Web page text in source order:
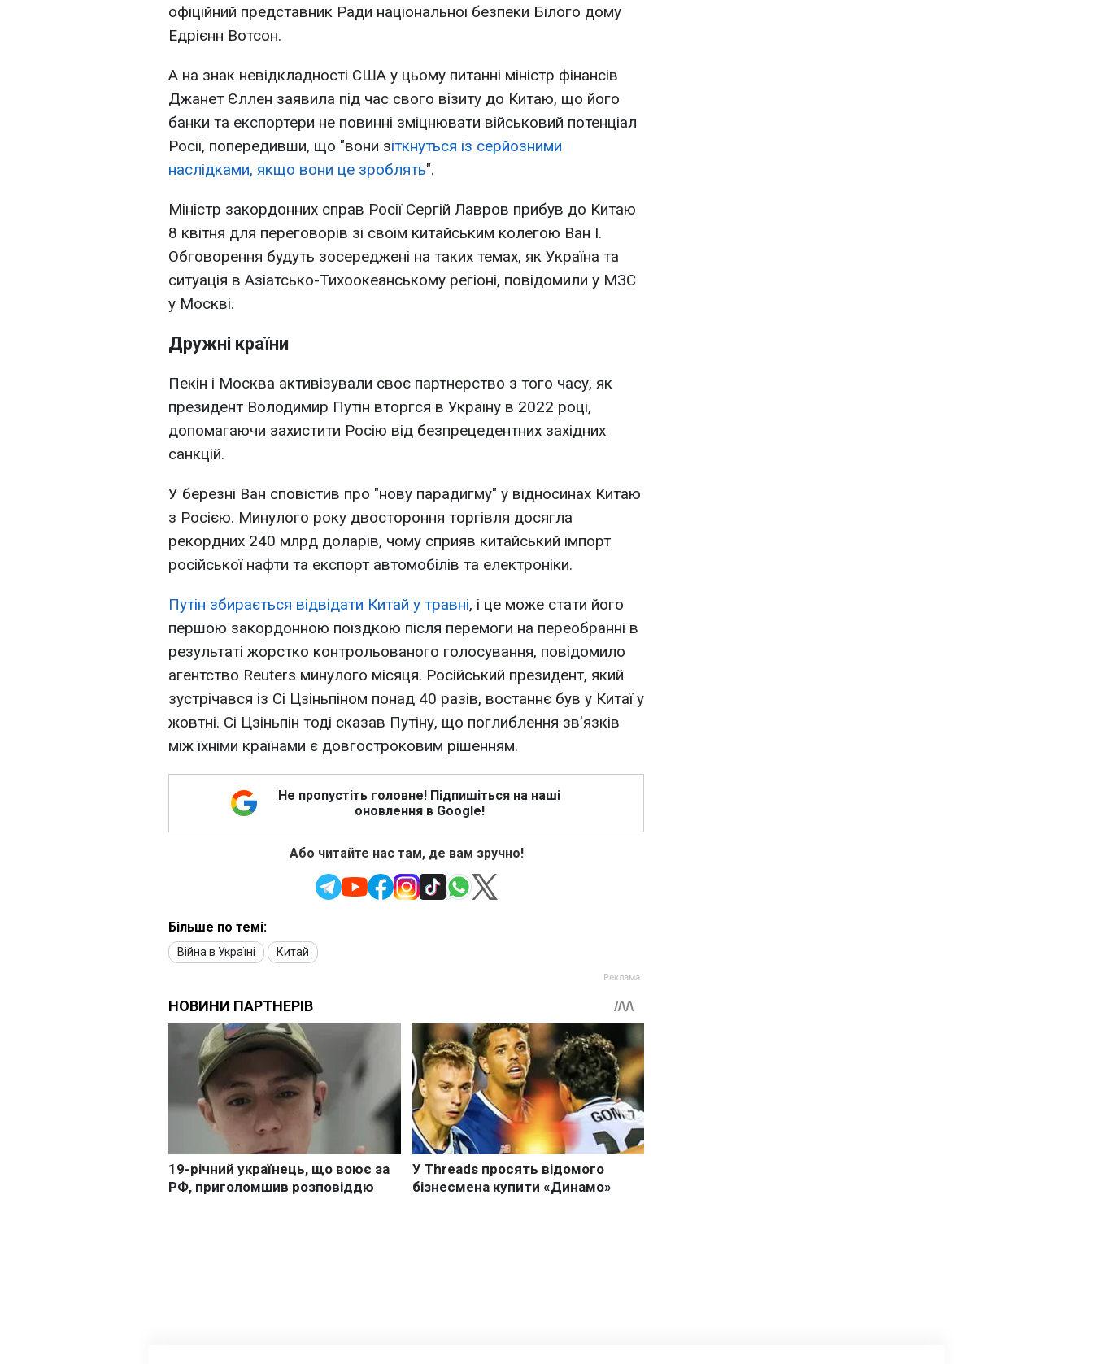
офіційний представник Ради національної безпеки Білого дому
Едрієнн Вотсон.
А на знак невідкладності США у цьому питанні міністр фінансів
Джанет Єллен заявила під час свого візиту до Китаю, що його
банки та експортери не повинні зміцнювати військовий потенціал
Росії, попередивши, що "вони зіткнуться із серйозними
наслідками, якщо вони це зроблять".
Міністр закордонних справ Росії Сергій Лавров прибув до Китаю
8 квітня для переговорів зі своїм китайським колегою Ван І.
Обговорення будуть зосереджені на таких темах, як Україна та
ситуація в Азіатсько-Тихоокеанському регіоні, повідомили у МЗС
у Москві.
Дружні країни
Пекін і Москва активізували своє партнерство з того часу, як
президент Володимир Путін вторгся в Україну в 2022 році,
допомагаючи захистити Росію від безпрецедентних західних
санкцій.
У березні Ван сповістив про "нову парадигму" у відносинах Китаю
з Росією. Минулого року двостороння торгівля досягла
рекордних 240 млрд доларів, чому сприяв китайський імпорт
російської нафти та експорт автомобілів та електроніки.
Путін збирається відвідати Китай у травні, і це може стати його
першою закордонною поїздкою після перемоги на переобранні в
результаті жорстко контрольованого голосування, повідомило
агентство Reuters минулого місяця. Російський президент, який
зустрічався із Сі Цзіньпіном понад 40 разів, востаннє був у Китаї у
жовтні. Сі Цзіньпін тоді сказав Путіну, що поглиблення зв'язків
між їхніми країнами є довгостроковим рішенням.
Не пропустіть головне! Підпишіться на наші
оновлення в Google!
Або читайте нас там, де вам зручно!
Більше по темі:
Війна в Україні Китай